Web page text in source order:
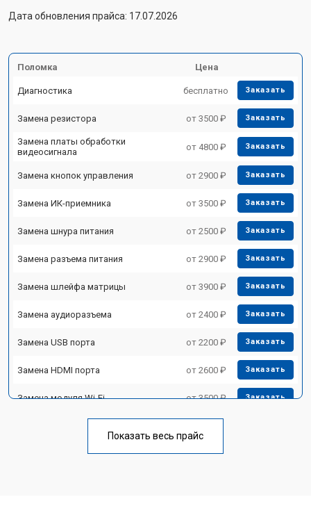
Дата обновления прайса: 17.07.2026
Поломка Цена
Диагностика бесплатно Заказать
Замена резистора от 3500 ₽ Заказать
Замена платы обработки
видеосигнала
от 4800 ₽ Заказать
Замена кнопок управления от 2900 ₽ Заказать
Замена ИК-приемника от 3500 ₽ Заказать
Замена шнура питания от 2500 ₽ Заказать
Замена разъема питания от 2900 ₽ Заказать
Замена шлейфа матрицы от 3900 ₽ Заказать
Замена аудиоразъема от 2400 ₽ Заказать
Замена USB порта от 2200 ₽ Заказать
Замена HDMI порта от 2600 ₽ Заказать
Замена модуля Wi-Fi от 3500 ₽ Заказать
Ремонт блока управления от 3100 ₽
Показать весь прайс